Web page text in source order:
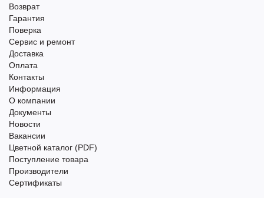
Возврат
Гарантия
Поверка
Сервис и ремонт
Доставка
Оплата
Контакты
Информация
О компании
Документы
Новости
Вакансии
Цветной каталог (PDF)
Поступление товара
Производители
Сертификаты